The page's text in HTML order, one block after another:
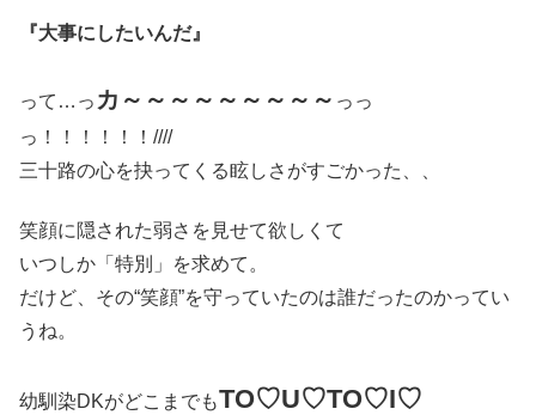
『大事にしたいんだ』
って…っ カ～～～～～～～～～ っっ
っ！！！！！！////
三十路の心を抉ってくる眩しさがすごかった、、
笑顔に隠された弱さを見せて欲しくて
いつしか「特別」を求めて。
だけど、その“笑顔”を守っていたのは誰だったのかってい
うね。
幼馴染DKがどこまでもTO♡U♡TO♡I♡